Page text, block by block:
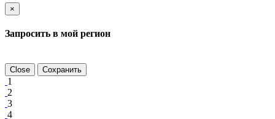
×
Запросить в мой регион
Close Сохранить
1
2
3
4